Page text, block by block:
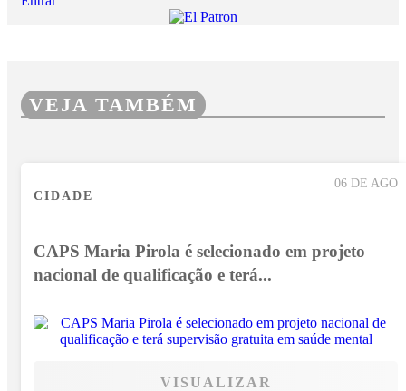
VEJA TAMBÉM
06 DE AGO
CIDADE
CAPS Maria Pirola é selecionado em projeto
nacional de qualificação e terá...
VISUALIZAR